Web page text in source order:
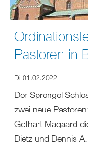
Pastoren in
Di 01.02.2022
Der Sprengel
zwei neue
Gothart Magaard
Dietz und Dennis